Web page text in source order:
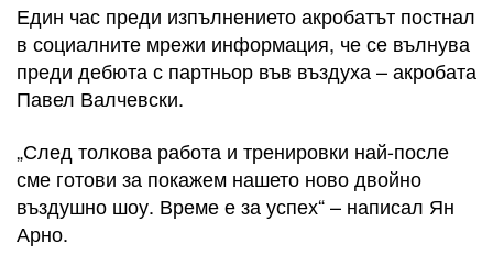
Един час преди изпълнението акробатът постнал
в социалните мрежи информация, че се вълнува
преди дебюта с партньор във въздуха – акробата
Павел Валчевски.
„След толкова работа и тренировки най-после
сме готови за покажем нашето ново двойно
въздушно шоу. Време е за успех“ – написал Ян
Арно.